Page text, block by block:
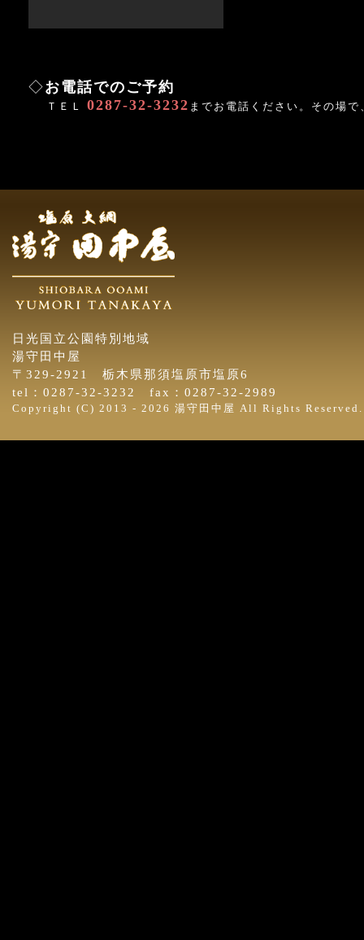
◇お電話でのご予約
ＴＥＬ 0287-32-3232 までお電話ください。その場
日光国立公園特別地域
湯守田中屋
〒329-2921 栃木県那須塩原市塩原6
tel：0287-32-3232 fax：0287-32-2989
Copyright (C) 2013 - 2026 湯守田中屋 All Rights Reserved.